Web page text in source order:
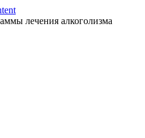
лечения алкоголизма